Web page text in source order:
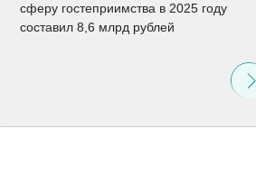
сферу гостеприимства в 2025 году
составил 8,6 млрд рублей